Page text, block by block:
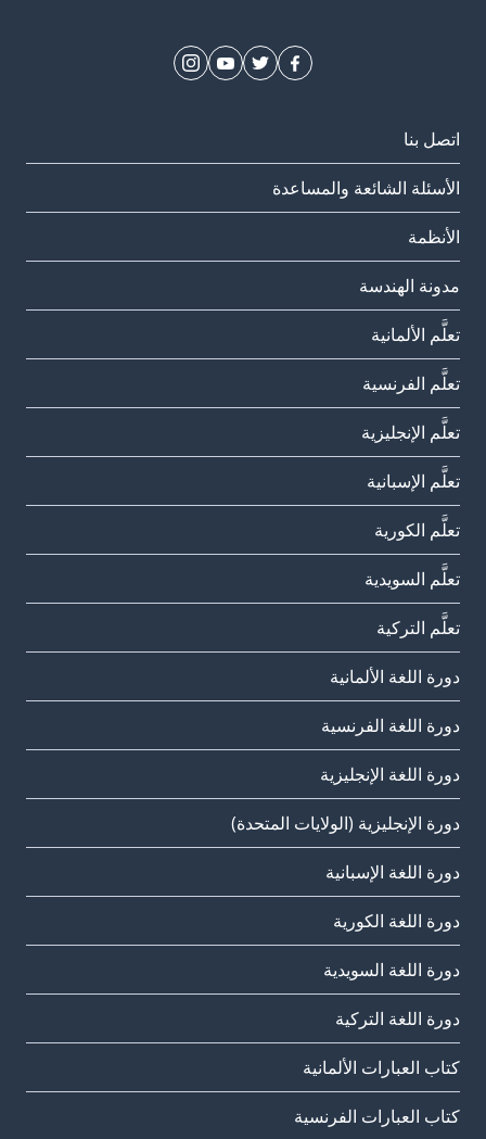
اتصل بنا
الأسئلة الشائعة والمساعدة
الأنظمة
مدونة الهندسة
تعلَّم الألمانية
تعلَّم الفرنسية
تعلَّم الإنجليزية
تعلَّم الإسبانية
تعلَّم الكورية
تعلَّم السويدية
تعلَّم التركية
دورة اللغة الألمانية
دورة اللغة الفرنسية
دورة اللغة الإنجليزية
دورة الإنجليزية (الولايات المتحدة)
دورة اللغة الإسبانية
دورة اللغة الكورية
دورة اللغة السويدية
دورة اللغة التركية
كتاب العبارات الألمانية
كتاب العبارات الفرنسية